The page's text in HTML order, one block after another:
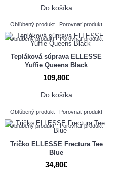
Do košíka
Obľúbený produkt Porovnať produkt
Obľúbený produkt Porovnať produkt
Tepláková súprava ELLESSE
Yuffie Queens Black
109,80€
Do košíka
Obľúbený produkt Porovnať produkt
Obľúbený produkt Porovnať produkt
Tričko ELLESSE Frectura Tee
Blue
34,80€